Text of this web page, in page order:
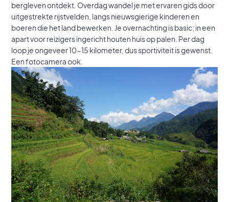
bergleven ontdekt. Overdag wandel je met ervaren gids door
uitgestrekte rijstvelden, langs nieuwsgierige kinderen en
boeren die het land bewerken. Je overnachting is basic; in een
apart voor reizigers ingericht houten huis op palen. Per dag
loop je ongeveer 10-15 kilometer, dus sportiviteit is gewenst.
Een fotocamera ook.